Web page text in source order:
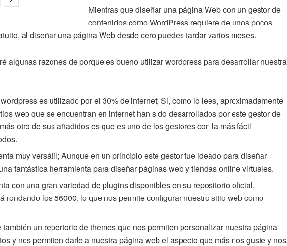
Mientras que diseñar una página Web con un gestor de
contenidos como WordPress requiere de unos pocos
al diseñar una página Web desde cero puedes tardar varios meses.
algunas razones de porque es bueno utilizar wordpress para desarrollar nuestra
es utilizado por el 30% de internet; Si, como lo lees, aproximadamente
web que se encuentran en internet han sido desarrollados por este gestor de
otro de sus añadidos es que es uno de los gestores con la más fácil
muy versátil; Aunque en un principio este gestor fue ideado para diseñar
fantástica herramienta para diseñar páginas web y tiendas online virtuales.
con una gran variedad de plugins disponibles en su repositorio oficial,
rondando los 56000, lo que nos permite configurar nuestro sitio web como
un repertorio de themes que nos permiten personalizar nuestra página
y nos permiten darle a nuestra página web el aspecto que más nos guste y nos